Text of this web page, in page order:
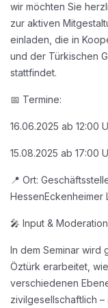
wir möchten Sie
zur aktiven
einladen, die in
und der Türkischen
stattfindet.
📅 Termine:
16.06.2025 ab 12:00
15.08.2025 ab 17:00
📍 Ort:
HessenEckenheimer
🎤 Input &
In dem Seminar wird
Öztürk erarbeitet,
verschiedenen
zivilgesellschaftlich